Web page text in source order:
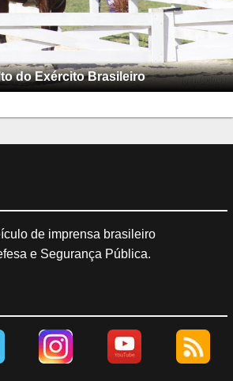
do Exército Brasileiro
e Segurança Pública.
reprodução total ou parcial do conteúdo deste site,
com base na Lei nº 9.610 de 19/02/1998